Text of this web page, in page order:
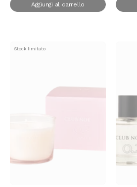
Aggiungi al carrello
Stock limitato